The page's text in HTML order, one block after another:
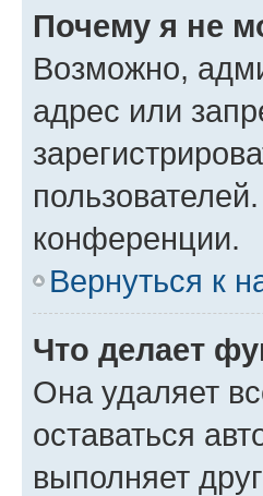
Почему я не
Возможно,
адрес или
конференции.
Вернуться к
Что делает
Она удаляет
оставаться
выполняет